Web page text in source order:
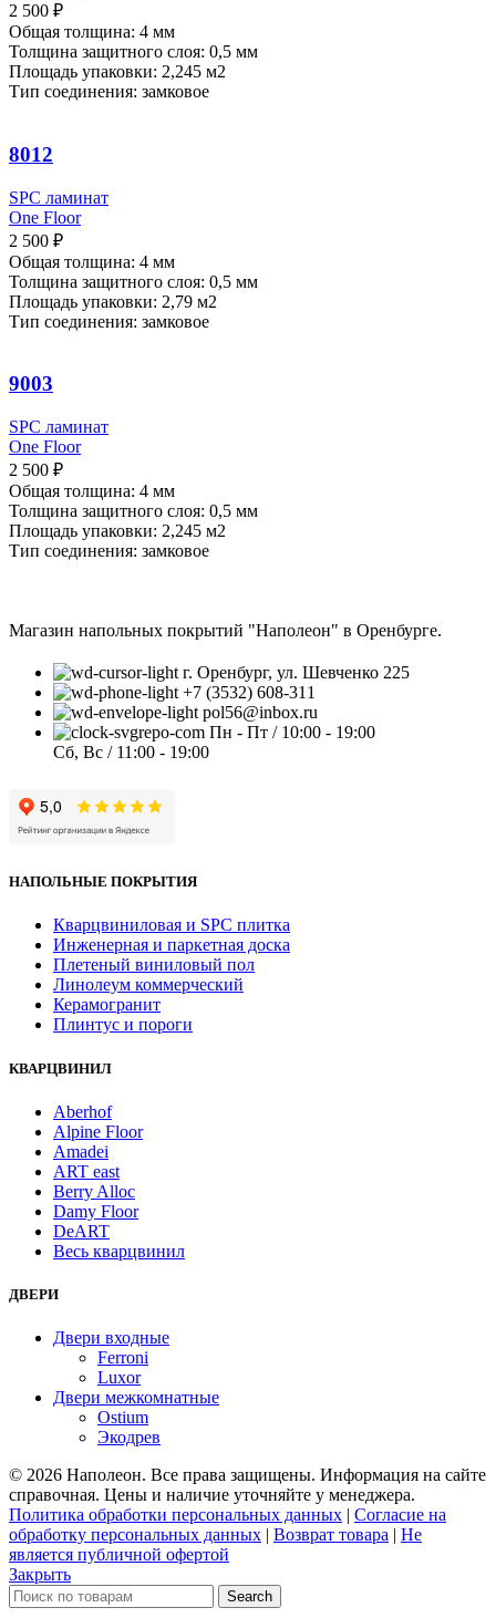
2 500 ₽
Общая толщина: 4 мм
Толщина защитного слоя: 0,5 мм
Площадь упаковки: 2,245 м2
Тип соединения: замковое
8012
SPC ламинат
One Floor
2 500 ₽
Общая толщина: 4 мм
Толщина защитного слоя: 0,5 мм
Площадь упаковки: 2,79 м2
Тип соединения: замковое
9003
SPC ламинат
One Floor
2 500 ₽
Общая толщина: 4 мм
Толщина защитного слоя: 0,5 мм
Площадь упаковки: 2,245 м2
Тип соединения: замковое
Магазин напольных покрытий "Наполеон" в Оренбурге.
г. Оренбург, ул. Шевченко 225
+7 (3532) 608-311
pol56@inbox.ru
Пн - Пт / 10:00 - 19:00
Сб, Вс / 11:00 - 19:00
НАПОЛЬНЫЕ ПОКРЫТИЯ
Кварцвиниловая и SPC плитка
Инженерная и паркетная доска
Плетеный виниловый пол
Линолеум коммерческий
Керамогранит
Плинтус и пороги
КВАРЦВИНИЛ
Aberhof
Alpine Floor
Amadei
ART east
Berry Alloc
Damy Floor
DeART
Весь кварцвинил
ДВЕРИ
Двери входные
Ferroni
Luxor
Двери межкомнатные
Ostium
Экодрев
© 2026 Наполеон. Все права защищены. Информация на сайте
справочная. Цены и наличие уточняйте у менеджера.
Политика обработки персональных данных | Согласие на
обработку персональных данных | Возврат товара | Не
является публичной офертой
Закрыть
Search